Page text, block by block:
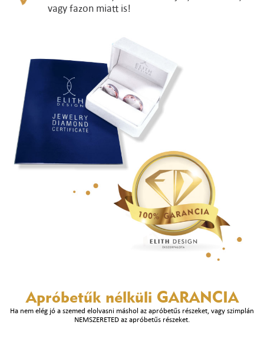
vagy fazon miatt is!
Apróbetűk nélküli GARANCIA
Ha nem elég jó a szemed elolvasni máshol az apróbetűs részeket, vagy szimplán
NEMSZERETED az apróbetűs részeket.